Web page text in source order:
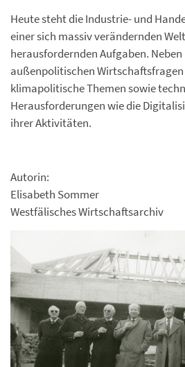
Heute steht die Industrie- und
einer sich massiv verändernden
herausfordernden Aufgaben.
außenpolitischen
klimapolitische Themen sowie
Herausforderungen wie die
ihrer Aktivitäten.
Autorin:
Elisabeth Sommer
Westfälisches Wirtschaftsarchiv